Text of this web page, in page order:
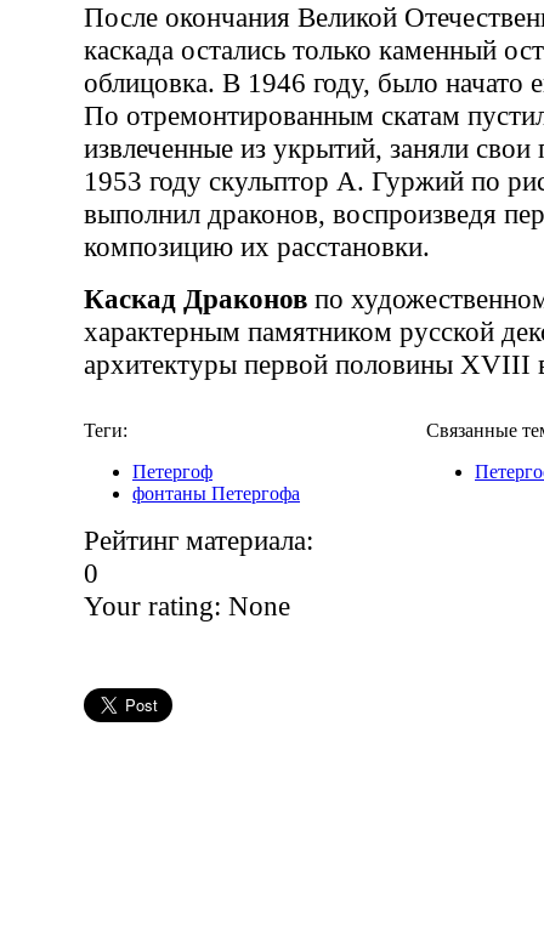
После окончания Великой
каскада остались только каменный
облицовка. В 1946 году, было начато
По отремонтированным скатам
извлеченные из укрытий, заняли
1953 году скульптор А. Гуржий по
выполнил драконов, воспроизведя
композицию их расстановки.
Каскад Драконов по
характерным памятником русской
архитектуры первой половины XVIII
Теги:
Петергоф
фонтаны Петергофа
Связанные
Рейтинг материала:
0
Your rating: None